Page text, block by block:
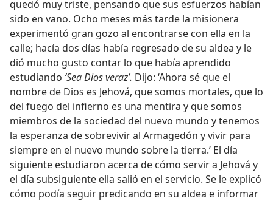
quedó muy triste, pensando que sus esfuerzos habían
sido en vano. Ocho meses más tarde la misionera
experimentó gran gozo al encontrarse con ella en la
calle; hacía dos días había regresado de su aldea y le
dió mucho gusto contar lo que había aprendido
estudiando ‘Sea Dios veraz’. Dijo: ‘Ahora sé que el
nombre de Dios es Jehová, que somos mortales, que lo
del fuego del infierno es una mentira y que somos
miembros de la sociedad del nuevo mundo y tenemos
la esperanza de sobrevivir al Armagedón y vivir para
siempre en el nuevo mundo sobre la tierra.’ El día
siguiente estudiaron acerca de cómo servir a Jehová y
el día subsiguiente ella salió en el servicio. Se le explicó
cómo podía seguir predicando en su aldea e informar